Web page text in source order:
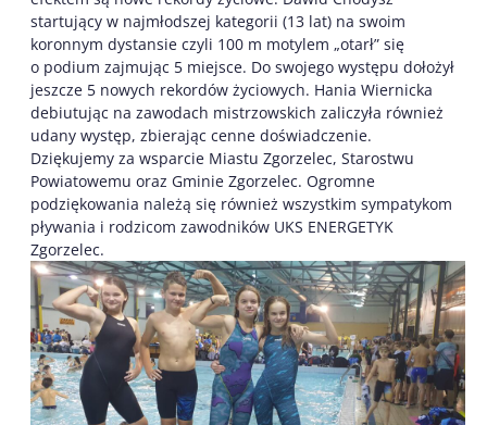
startujący w najmłodszej kategorii (13 lat) na swoim
koronnym dystansie czyli 100 m motylem „otarł” się
o podium zajmując 5 miejsce. Do swojego występu dołożył
jeszcze 5 nowych rekordów życiowych. Hania Wiernicka
debiutując na zawodach mistrzowskich zaliczyła również
udany występ, zbierając cenne doświadczenie.
Dziękujemy za wsparcie Miastu Zgorzelec, Starostwu
Powiatowemu oraz Gminie Zgorzelec. Ogromne
podziękowania należą się również wszystkim sympatykom
pływania i rodzicom zawodników UKS ENERGETYK
Zgorzelec.